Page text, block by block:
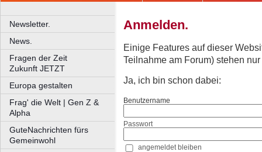
Newsletter.
News.
Fragen der Zeit
Zukunft JETZT
Europa gestalten
Frag' die Welt | Gen Z &
Alpha
GuteNachrichten fürs
Gemeinwohl
Anmelden.
Einige Features auf dieser
Teilnahme am Forum) stehen
Ja, ich bin schon dabei:
Benutzername
Passwort
angemeldet bleiben